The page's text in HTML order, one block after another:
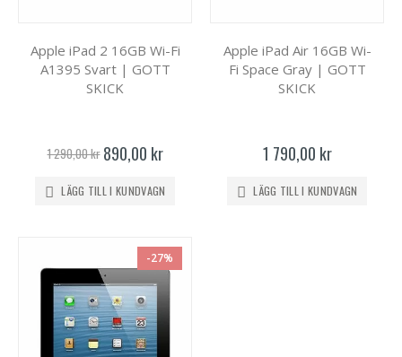
Apple iPad 2 16GB Wi-Fi
A1395 Svart | GOTT
SKICK
1 290,00 kr Specialpris
890,00 kr
LÄGG TILL I KUNDVAGN
Apple iPad Air 16GB Wi-
Fi Space Gray | GOTT
SKICK
1 790,00 kr
LÄGG TILL I KUNDVAGN
-27%